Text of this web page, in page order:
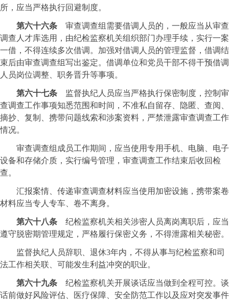
所，应当严格执行回避制度。
第六十六条 审查调查组需要借调人员的，一般应当从审查
调查人才库选用，由纪检监察机关组织部门办理手续，实行一案
一借，不得连续多次借调。加强对借调人员的管理监督，借调结
束后由审查调查组写出鉴定。借调单位和党员干部不得干预借调
人员岗位调整、职务晋升等事项。
第六十七条 监督执纪人员应当严格执行保密制度，控制审
查调查工作事项知悉范围和时间，不准私自留存、隐匿、查阅、
摘抄、复制、携带问题线索和涉案资料，严禁泄露审查调查工作
情况。
审查调查组成员工作期间，应当使用专用手机、电脑、电子
设备和存储介质，实行编号管理，审查调查工作结束后收回检
查。
汇报案情、传递审查调查材料应当使用加密设施，携带案卷
材料应当专人专车、卷不离身。
第六十八条 纪检监察机关相关涉密人员离岗离职后，应当
遵守脱密期管理规定，严格履行保密义务，不得泄露相关秘密。
监督执纪人员辞职、退休3年内，不得从事与纪检监察和司
法工作相关联、可能发生利益冲突的职业。
第六十九条 纪检监察机关开展谈话应当做到全程可控。谈
话前做好风险评估、医疗保障、安全防范工作以及应对突发事件